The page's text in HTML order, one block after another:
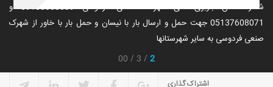
شماره تلفن باربری های شهرک صنعتی فردوسی 09156665639 و
05137608071 جهت حمل و ارسال بار با نیسان و حمل بار با خاور از شهرک
صنعی فردوسی به سایر شهرستانها
2
3
00
اشتراک گذاری